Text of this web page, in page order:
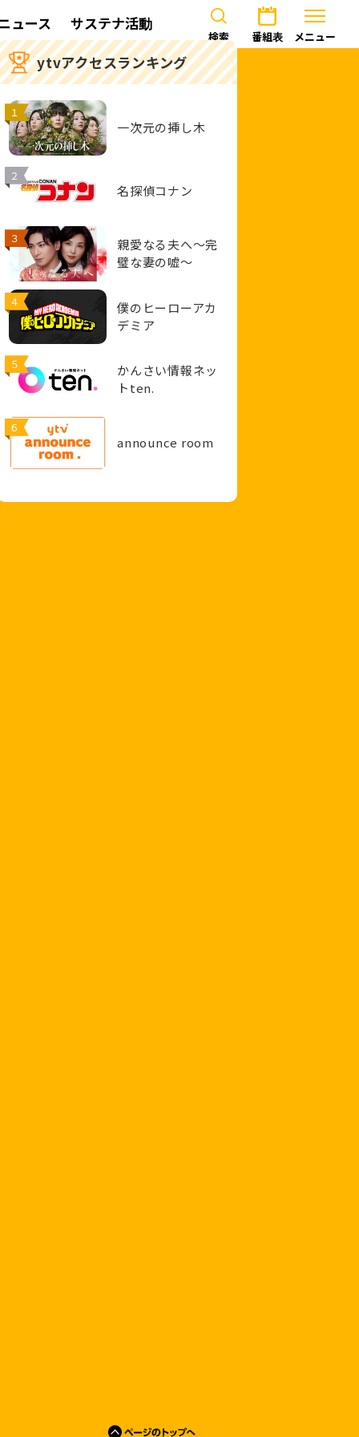
ュース サステナ活動
検索 番組表 メニュー
ytvアクセスランキング
１
一次元の挿し木
２
名探偵コナン
３
親愛なる夫へ～完
璧な妻の嘘～
４
僕のヒーローアカ
デミア
５
かんさい情報ネッ
トten.
６
announce room